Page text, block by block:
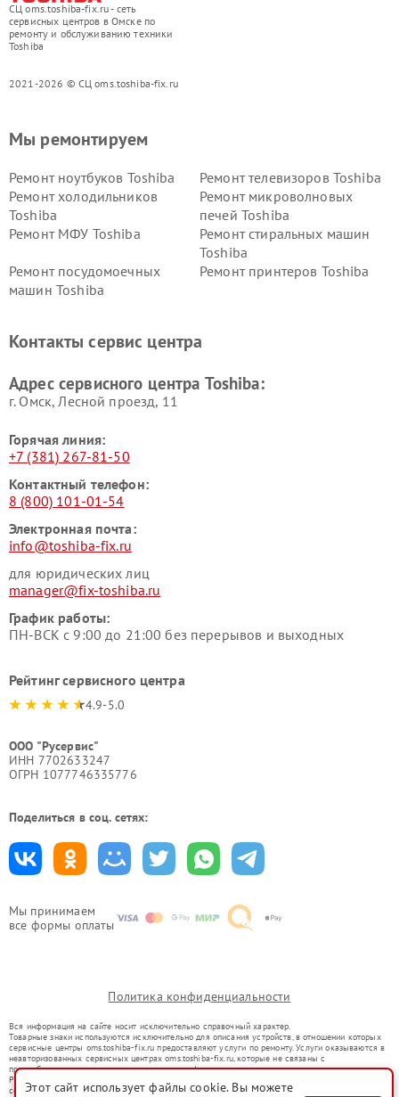
СЦ oms.toshiba-fix.ru - сеть
сервисных центров в Омске по
ремонту и обслуживанию техники
Toshiba
2021-2026 © СЦ oms.toshiba-fix.ru
Мы принимаем
все формы оплаты
Мы ремонтируем
Ремонт ноутбуков Toshiba
Ремонт телевизоров Toshiba
Ремонт холодильников
Toshiba
Ремонт микроволновых
печей Toshiba
Ремонт МФУ Toshiba
Ремонт стиральных машин
Toshiba
Ремонт посудомоечных
машин Toshiba
Ремонт принтеров Toshiba
Контакты сервис центра
Адрес сервисного центра Toshiba:
г. Омск, ​Лесной проезд, 11
Горячая линия:
+7 (381) 267-81-50
Контактный телефон:
8 (800) 101-01-54
Электронная почта:
info@toshiba-fix.ru
для юридических лиц
manager@fix-toshiba.ru
График работы:
ПН-ВСК с 9:00 до 21:00 без перерывов и выходных
Рейтинг сервисного центра
4.9-5.0
ООО "Русервис"
ИНН 7702633247
ОГРН 1077746335776
Поделиться в соц. сетях:
Политика конфиденциальности
Вся информация на сайте носит исключительно справочный характер.
Товарные знаки используются исключительно для описания устройств, в отношении которых
сервисные центры oms.toshiba-fix.ru предоставляют услуги по ремонту. Услуги оказываются в
неавторизованных сервисных центрах oms.toshiba-fix.ru, которые не связаны с
правообладателями товарных знаков или их официальными представителями.
Ремонт осуществляется для устройств, уже введенных в гражданский оборот в соответствии
со статьей 1487 ГК РФ.
Этот сайт использует файлы cookie. Вы можете